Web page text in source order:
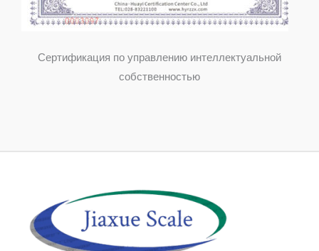
Сертификация по управлению интеллектуальной
собственностью